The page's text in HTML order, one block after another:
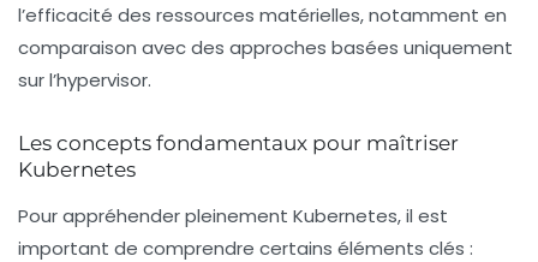
l’efficacité des ressources matérielles, notamment en
comparaison avec des approches basées uniquement
sur l’hypervisor.
Les concepts fondamentaux pour maîtriser
Kubernetes
Pour appréhender pleinement Kubernetes, il est
important de comprendre certains éléments clés :